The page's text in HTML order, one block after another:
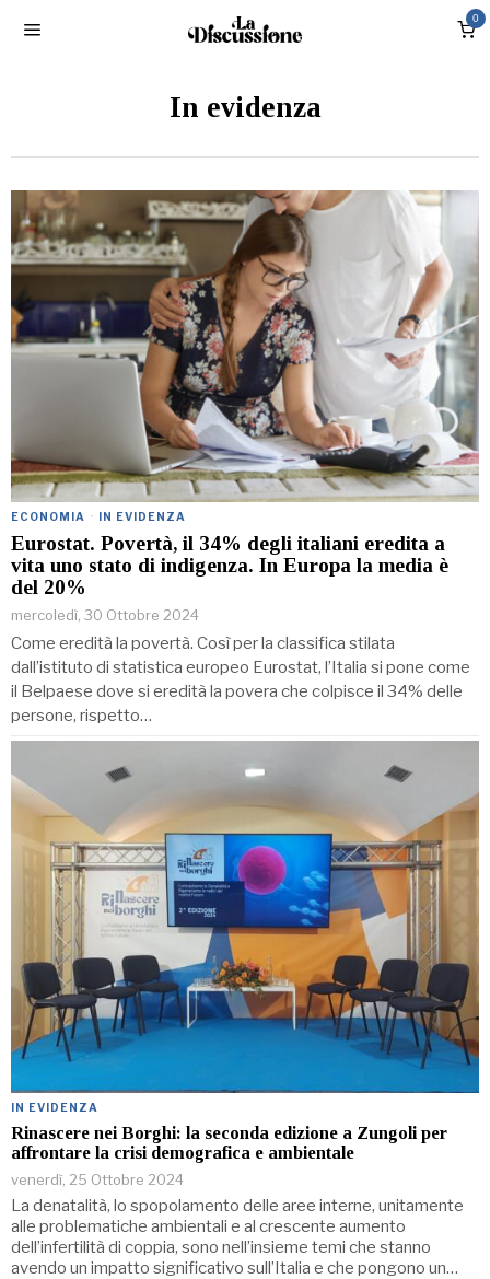
0
In evidenza
ECONOMIA · IN EVIDENZA
Eurostat. Povertà, il 34% degli italiani eredita a
vita uno stato di indigenza. In Europa la media è
del 20%
mercoledì, 30 Ottobre 2024
Come eredità la povertà. Così per la classifica stilata
dall’istituto di statistica europeo Eurostat, l’Italia si pone come
il Belpaese dove si eredità la povera che colpisce il 34% delle
persone, rispetto…
IN EVIDENZA
Rinascere nei Borghi: la seconda edizione a Zungoli per
affrontare la crisi demografica e ambientale
venerdì, 25 Ottobre 2024
La denatalità, lo spopolamento delle aree interne, unitamente
alle problematiche ambientali e al crescente aumento
dell’infertilità di coppia, sono nell’insieme temi che stanno
avendo un impatto significa​tivo sull’Italia e che pongono un…